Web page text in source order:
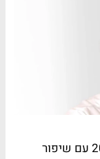
פותחת את 2026 עם שיפור